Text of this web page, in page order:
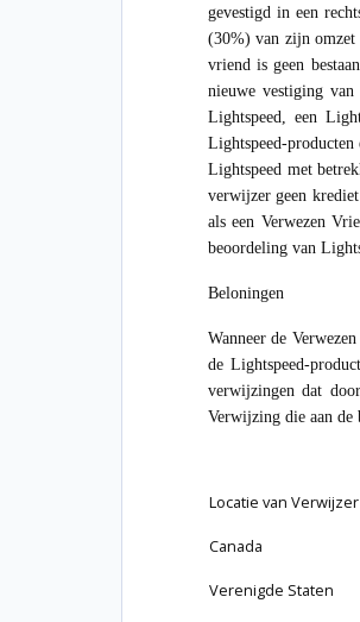
gevestigd in een
(30%) van zijn omzet
vriend is geen
nieuwe vestiging
Lightspeed, een
Lightspeed-
Lightspeed met
verwijzer geen
als een Verwezen
beoordeling van
Beloningen
Wanneer de
de Lightspeed-
verwijzingen dat
Verwijzing die aan de
Locatie van Verwijzer
Canada
Verenigde Staten